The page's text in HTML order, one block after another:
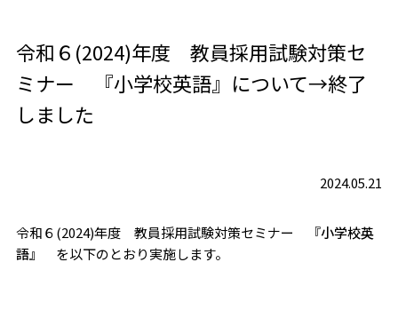
令和６(2024)年度 教員採用試験対策セ
ミナー 『小学校英語』について→終了
しました
2024.05.21
令和６(2024)年度 教員採用試験対策セミナー 『小学校英
語』 を以下のとおり実施します。